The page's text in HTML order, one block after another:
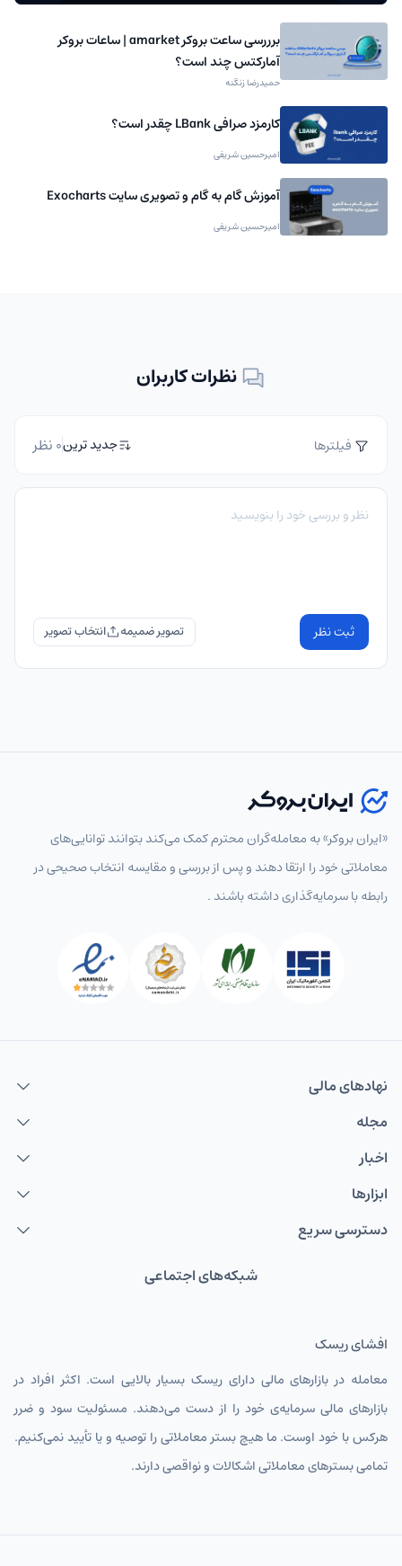
برررسی ساعت بروکر amarket | ساعات بروکر
آمارکتس چند است؟
حمیدرضا زنگنه
کارمزد صرافی LBank چقدر است؟
امیرحسین شریفی
آموزش گام به گام و تصویری سایت Exocharts
امیرحسین شریفی
نظرات کاربران
فیلترها جدید ترین0 نظر
ثبت نظر تصویر ضمیمه
«ایران بروکر» به معامله‌گران محترم کمک می‌کند بتوانند توانایی‌های
معاملاتی خود را ارتقا دهند و پس از بررسی و مقایسه انتخاب‌ صحیحی در
رابطه با سرمایه‌گذاری داشته باشند .
نهاد‌های مالی
مجله
اخبار
ابزارها
دسترسی سریع
شبکه‌های اجتماعی
افشای ریسک
معامله در بازارهای مالی دارای ریسک بسیار بالایی است. اکثر افراد در
بازارهای مالی سرمایه‌ی خود را از دست می‌دهند. مسئولیت سود و ضرر
هرکس با خود اوست. ما هیچ بستر معاملاتی را توصیه و یا تأیید نمی‌کنیم.
تمامی بسترهای معاملاتی اشکالات و نواقصی دارند.